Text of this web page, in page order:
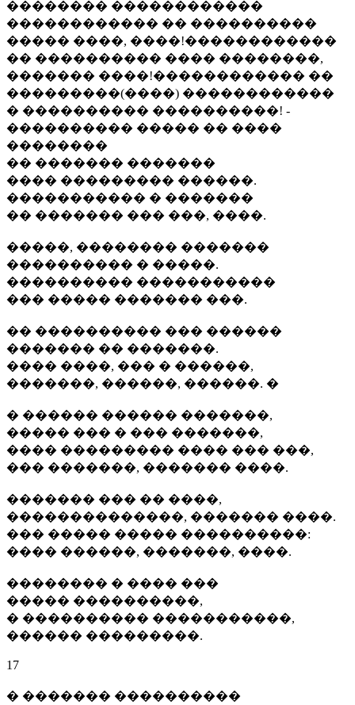
�������� ������������
������������ �� ����������
����� ����, ����!������������
�� ���������� ���� ��������,
������� ����!������������ ��
���������(����) ������������
� ���������� ����������! -
���������� ����� �� ����
��������
�� ������� �������
���� ��������� ������.
����������� � �������
�� ������� ��� ���, ����.
�����, �������� �������
���������� � �����.
���������� �����������
��� ����� ������� ���.
�� ���������� ��� ������
������� �� �������.
���� ����, ��� � ������,
�������, ������, ������. �
� ������ ������ �������,
����� ��� � ��� �������,
���� ��������� ���� ��� ���,
��� �������, ������� ����.
������� ��� �� ����,
��������������, ������� ����.
��� ����� ����� ����������:
���� ������, �������, ����.
�������� � ���� ���
����� ����������,
� ���������� �����������,
������ ���������.
17
� ������� ����������